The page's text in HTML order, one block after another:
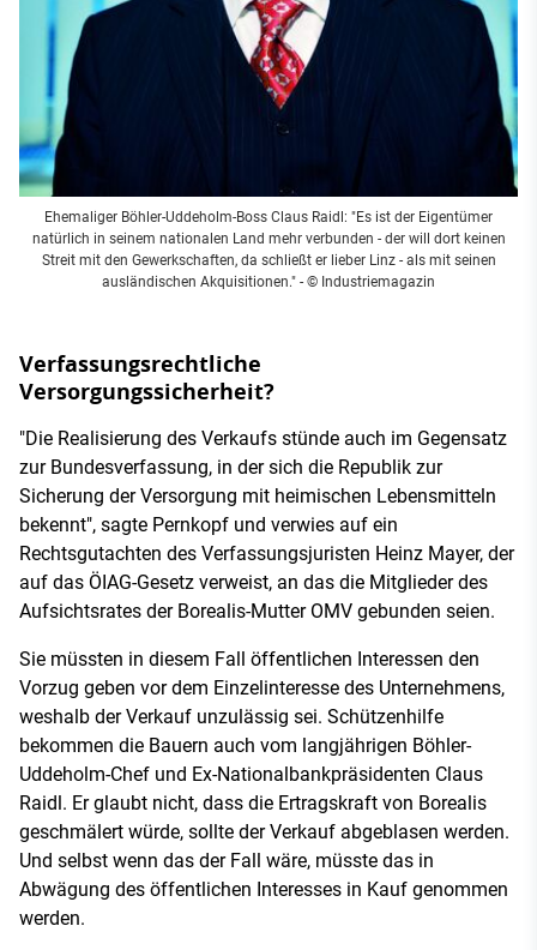
Ehemaliger Böhler-Uddeholm-Boss Claus Raidl: "Es ist der Eigentümer
natürlich in seinem nationalen Land mehr verbunden - der will dort keinen
Streit mit den Gewerkschaften, da schließt er lieber Linz - als mit seinen
ausländischen Akquisitionen." - © Industriemagazin
Verfassungsrechtliche
Versorgungssicherheit?
"Die Realisierung des Verkaufs stünde auch im Gegensatz
zur Bundesverfassung, in der sich die Republik zur
Sicherung der Versorgung mit heimischen Lebensmitteln
bekennt", sagte Pernkopf und verwies auf ein
Rechtsgutachten des Verfassungsjuristen Heinz Mayer, der
auf das ÖIAG-Gesetz verweist, an das die Mitglieder des
Aufsichtsrates der Borealis-Mutter OMV gebunden seien.
Sie müssten in diesem Fall öffentlichen Interessen den
Vorzug geben vor dem Einzelinteresse des Unternehmens,
weshalb der Verkauf unzulässig sei. Schützenhilfe
bekommen die Bauern auch vom langjährigen Böhler-
Uddeholm-Chef und Ex-Nationalbankpräsidenten Claus
Raidl. Er glaubt nicht, dass die Ertragskraft von Borealis
geschmälert würde, sollte der Verkauf abgeblasen werden.
Und selbst wenn das der Fall wäre, müsste das in
Abwägung des öffentlichen Interesses in Kauf genommen
werden.